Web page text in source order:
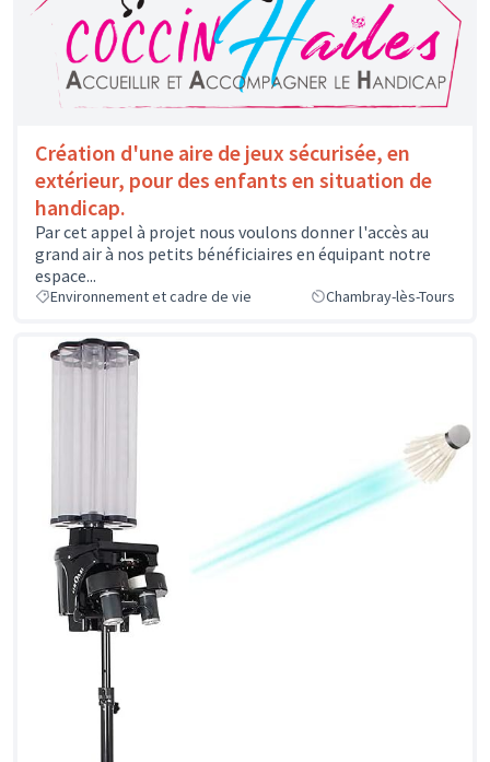
Création d'une aire de jeux sécurisée, en
extérieur, pour des enfants en situation de
handicap.
Par cet appel à projet nous voulons donner l'accès au
grand air à nos petits bénéficiaires en équipant notre
espace...
Environnement et cadre de vie Chambray-lès-Tours